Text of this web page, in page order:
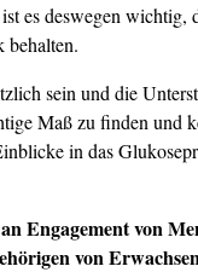
es deswegen wichtig,
behalten.
sein und die
Maß zu finden und
in das
Engagement von
von